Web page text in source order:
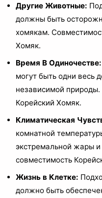
Другие Животные:
должны быть
хомякам.
Хомяк.
Время В Одиночестве:
могут быть одни весь
независимой
Корейский Хомяк.
Климатическая
комнатной
экстремальной жары
совместимость
Жизнь в Клетке:
должно быть